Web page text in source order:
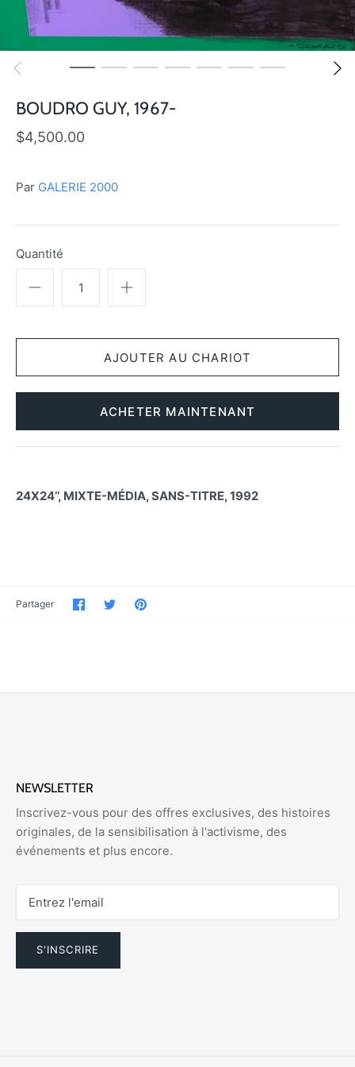
BOUDRO GUY, 1967-
$4,500.00
Par GALERIE 2000
Quantité
ACHETER MAINTENANT
24X24’’, MIXTE-MÉDIA, SANS-TITRE, 1992
Partager Partager
sur
PartagerÉpinglez-
NEWSLETTER
Inscrivez-vous pour des offres exclusives, des histoires
originales, de la sensibilisation à l'activisme, des
événements et plus encore.
S'INSCRIRE